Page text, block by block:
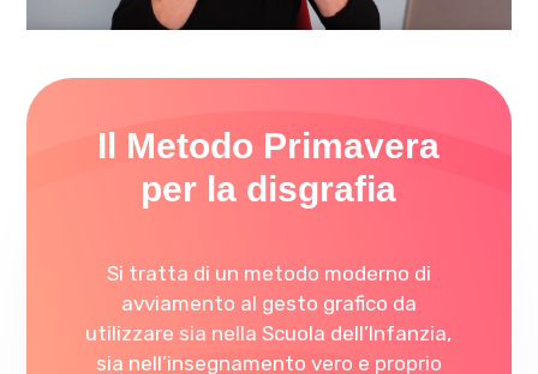
Il Metodo Primavera
per la disgrafia
Si tratta di un metodo moderno di
avviamento al gesto grafico da
utilizzare sia nella Scuola dell’Infanzia,
sia nell’insegnamento vero e proprio